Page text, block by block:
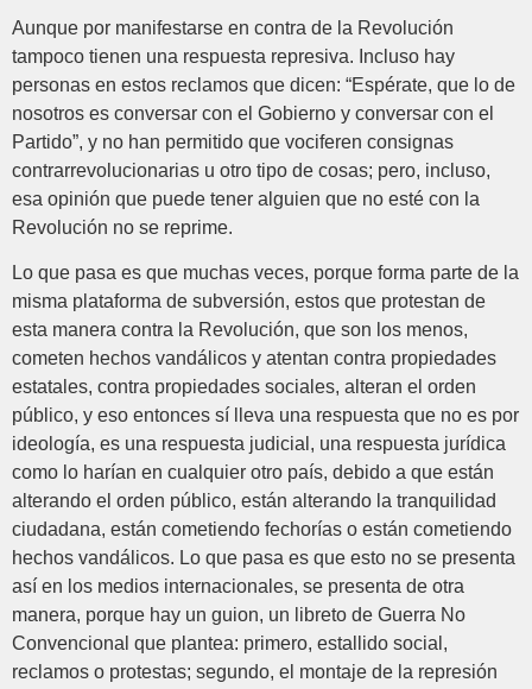
Aunque por manifestarse en contra de la Revolución
tampoco tienen una respuesta represiva. Incluso hay
personas en estos reclamos que dicen: “Espérate, que lo de
nosotros es conversar con el Gobierno y conversar con el
Partido”, y no han permitido que vociferen consignas
contrarrevolucionarias u otro tipo de cosas; pero, incluso,
esa opinión que puede tener alguien que no esté con la
Revolución no se reprime.
Lo que pasa es que muchas veces, porque forma parte de la
misma plataforma de subversión, estos que protestan de
esta manera contra la Revolución, que son los menos,
cometen hechos vandálicos y atentan contra propiedades
estatales, contra propiedades sociales, alteran el orden
público, y eso entonces sí lleva una respuesta que no es por
ideología, es una respuesta judicial, una respuesta jurídica
como lo harían en cualquier otro país, debido a que están
alterando el orden público, están alterando la tranquilidad
ciudadana, están cometiendo fechorías o están cometiendo
hechos vandálicos. Lo que pasa es que esto no se presenta
así en los medios internacionales, se presenta de otra
manera, porque hay un guion, un libreto de Guerra No
Convencional que plantea: primero, estallido social,
reclamos o protestas; segundo, el montaje de la represión